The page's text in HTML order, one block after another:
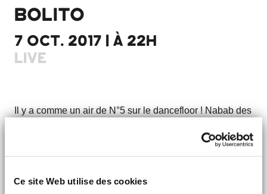
Ce site Web utilise des cookies
BOLITO
7 OCT. 2017 | À 22H
LIVE
Il y a comme un air de N°5 sur le dancefloor ! Nabab des
du son qui fait bouger, il n'est pas rare de voir de larges
ou mauvais goût.